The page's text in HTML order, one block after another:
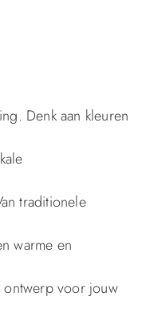
Denk aan kleuren
traditionele
warme en
ontwerp voor jouw